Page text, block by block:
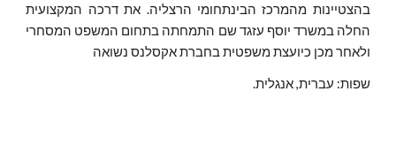
בהצטיינות מהמרכז הבינתחומי הרצליה. את דרכה המקצועית
החלה במשרד יוסף עזגד שם התמחתה בתחום המשפט המסחרי
ולאחר מכן כיועצת משפטית בחברת אקסלנס נשואה
שפות: עברית, אנגלית.